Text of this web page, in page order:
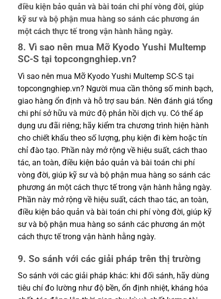
điều kiện bảo quản và bài toán chi phí vòng đời, giúp
kỹ sư và bộ phận mua hàng so sánh các phương án
một cách thực tế trong vận hành hằng ngày.
8. Vì sao nên mua Mỡ Kyodo Yushi Multemp
SC-S tại topcongnghiep.vn?
Vì sao nên mua Mỡ Kyodo Yushi Multemp SC-S tại
topcongnghiep.vn? Người mua cần thông số minh bạch,
giao hàng ổn định và hỗ trợ sau bán. Nên đánh giá tổng
chi phí sở hữu và mức độ phản hồi dịch vụ. Có thể áp
dụng ưu đãi riêng; hãy kiểm tra chương trình hiện hành
cho chiết khấu theo số lượng, phụ kiện đi kèm hoặc tín
chỉ đào tạo. Phần này mở rộng về hiệu suất, cách thao
tác, an toàn, điều kiện bảo quản và bài toán chi phí
vòng đời, giúp kỹ sư và bộ phận mua hàng so sánh các
phương án một cách thực tế trong vận hành hằng ngày.
Phần này mở rộng về hiệu suất, cách thao tác, an toàn,
điều kiện bảo quản và bài toán chi phí vòng đời, giúp kỹ
sư và bộ phận mua hàng so sánh các phương án một
cách thực tế trong vận hành hằng ngày.
9. So sánh với các giải pháp trên thị trường
So sánh với các giải pháp khác: khi đối sánh, hãy dùng
tiêu chí đo lường như độ bền, ổn định nhiệt, kháng hóa